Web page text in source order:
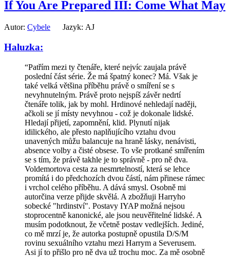
If You Are Prepared III: Come What May
Autor: Cybele Jazyk: AJ
Haluzka:
“Patřím mezi ty čtenáře, které nejvíc zaujala právě
poslední část série. Že má špatný konec? Má. Však je
také velká většina příběhu právě o smíření se s
nevyhnutelným. Právě proto nejspíš závěr nedrtí
čtenáře tolik, jak by mohl. Hrdinové nehledají naději,
ačkoli se jí místy nevyhnou - což je dokonale lidské.
Hledají přijetí, zapomnění, klid. Plynutí nijak
idilického, ale přesto naplňujícího vztahu dvou
unavených můžu balancuje na hraně lásky, nenávisti,
absence volby a čisté obsese. To vše protkané smířením
se s tím, že právě takhle je to správně - pro ně dva.
Voldemortova cesta za nesmrtelností, která se lehce
promítá i do předchozích dvou částí, nám přinese rámec
i vrchol celého příběhu. A dává smysl. Osobně mi
autorčina verze přijde skvělá. A zbožňuji Harryho
sobecké "hrdinství". Postavy IYAP možná nejsou
stoprocentně kanonické, ale jsou neuvěřitelné lidské. A
musím podotknout, že včetně postav vedlejších. Jediné,
co mě mrzí je, že autorka postupně opustila D/S/M
rovinu sexuálního vztahu mezi Harrym a Severusem.
Asi jí to přišlo pro ně dva už trochu moc. Za mě osobně